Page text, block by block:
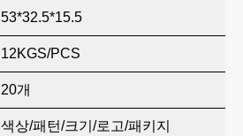
53*32.5*15.5
12KGS/PCS
20개
색상/패턴/크기/로고/패키지